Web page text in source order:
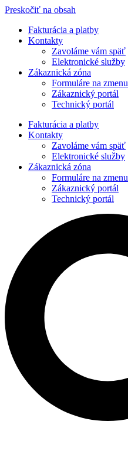
Preskočiť na obsah
Fakturácia a platby
Kontakty
Zavoláme vám späť
Elektronické služby
Zákaznická zóna
Formuláre na zmenu
Zákaznický portál
Technický portál
Fakturácia a platby
Kontakty
Zavoláme vám späť
Elektronické služby
Zákaznická zóna
Formuláre na zmenu
Zákaznický portál
Technický portál